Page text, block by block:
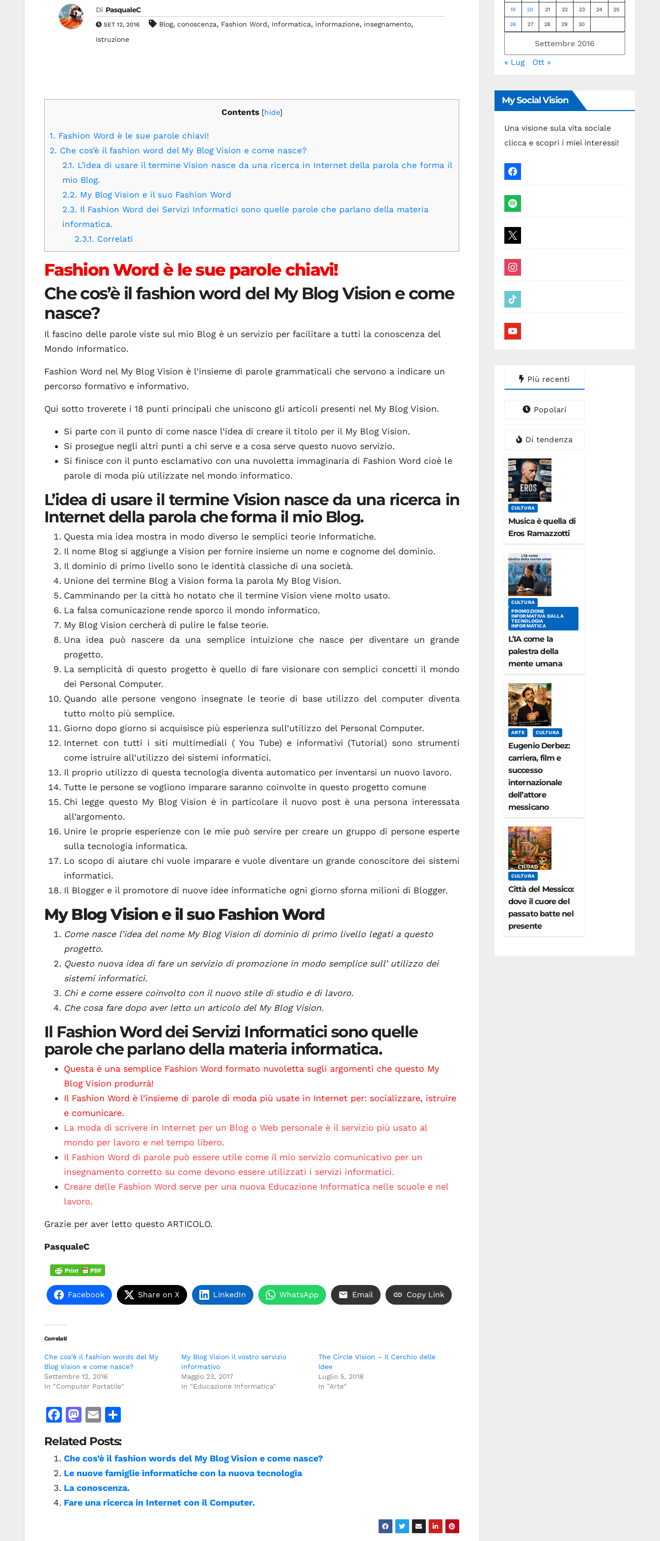
Di PasqualeC
SET 12, 2016 Blog, conoscenza, Fashion Word, Informatica, informazione, insegnamento,
Istruzione
Contents [hide]
1. Fashion Word è le sue parole chiavi!
2. Che cos’è il fashion word del My Blog Vision e come nasce?
2.1. L’idea di usare il termine Vision nasce da una ricerca in Internet della parola che forma il
mio Blog.
2.2. My Blog Vision e il suo Fashion Word
2.3. Il Fashion Word dei Servizi Informatici sono quelle parole che parlano della materia
informatica.
2.3.1. Correlati
Fashion Word è le sue parole chiavi!
Che cos’è il fashion word del My Blog Vision e come
nasce?
Il fascino delle parole viste sul mio Blog è un servizio per facilitare a tutti la conoscenza del
Mondo Informatico.
Fashion Word nel My Blog Vision è l’insieme di parole grammaticali che servono a indicare un
percorso formativo e informativo.
Qui sotto troverete i 18 punti principali che uniscono gli articoli presenti nel My Blog Vision.
Si parte con il punto di come nasce l’idea di creare il titolo per il My Blog Vision.
Si prosegue negli altri punti a chi serve e a cosa serve questo nuovo servizio.
Si finisce con il punto esclamativo con una nuvoletta immaginaria di Fashion Word cioè le
parole di moda più utilizzate nel mondo informatico.
L’idea di usare il termine Vision nasce da una ricerca in
Internet della parola che forma il mio Blog.
Questa mia idea mostra in modo diverso le semplici teorie Informatiche.
Il nome Blog si aggiunge a Vision per fornire insieme un nome e cognome del dominio.
Il dominio di primo livello sono le identità classiche di una società.
Unione del termine Blog a Vision forma la parola My Blog Vision.
Camminando per la città ho notato che il termine Vision viene molto usato.
La falsa comunicazione rende sporco il mondo informatico.
My Blog Vision cercherà di pulire le false teorie.
Una idea può nascere da una semplice intuizione che nasce per diventare un grande
progetto.
La semplicità di questo progetto è quello di fare visionare con semplici concetti il mondo
dei Personal Computer.
Quando alle persone vengono insegnate le teorie di base utilizzo del computer diventa
tutto molto più semplice.
Giorno dopo giorno si acquisisce più esperienza sull’utilizzo del Personal Computer.
Internet con tutti i siti multimediali ( You Tube) e informativi (Tutorial) sono strumenti
come istruire all’utilizzo dei sistemi informatici.
Il proprio utilizzo di questa tecnologia diventa automatico per inventarsi un nuovo lavoro.
Tutte le persone se vogliono imparare saranno coinvolte in questo progetto comune
Chi legge questo My Blog Vision è in particolare il nuovo post è una persona interessata
all’argomento.
Unire le proprie esperienze con le mie può servire per creare un gruppo di persone esperte
sulla tecnologia informatica.
Lo scopo di aiutare chi vuole imparare e vuole diventare un grande conoscitore dei sistemi
informatici.
Il Blogger e il promotore di nuove idee informatiche ogni giorno sforna milioni di Blogger.
My Blog Vision e il suo Fashion Word
Come nasce l’idea del nome My Blog Vision di dominio di primo livello legatia questo
progetto.
Questo nuova idea di fare un servizio di promozione in modo semplicesull’ utilizzo dei
sistemi informatici.
Chi e come essere coinvolto con il nuovo stile distudio e di lavoro.
Che cosa fare dopo aver letto un articolo del My Blog Vision.
Il Fashion Word dei Servizi Informatici sono quelle
parole che parlano della materia informatica.
Questa è una semplice Fashion Word formato nuvoletta sugli argomenti che questo My
Blog Vision produrrà!
Il Fashion Word è l’insieme di parole di moda più usate in Internet per: socializzare, istruire
e comunicare.
La moda di scrivere in Internet per un Blog o Web personale è il servizio più usato al
mondo per lavoro e nel tempo libero.
Il Fashion Word di parole può essere utile come il mio servizio comunicativo per un
insegnamento corretto su come devono essere utilizzati i servizi informatici.
Creare delle Fashion Word serve per una nuova Educazione Informatica nelle scuole e nel
lavoro.
Grazie per aver letto questo ARTICOLO.
PasqualeC
Facebook Share on X LinkedIn WhatsApp Email Copy Link
Correlati
Che cos’è il fashion words del My
Blog Vision e come nasce?
Settembre 12, 2016
In "Computer Portatile"
My Blog Vision il vostro servizio
informativo
Maggio 23, 2017
In "Educazione Informatica"
The Circle Vision – Il Cerchio delle
Idee
Luglio 5, 2018
In "Arte"
F
c
e
b
o
o
M
st
o
d
o
n
E
ai
l
n
di
vi
di
Related Posts:
Che cos’è il fashion words del My Blog Vision e come nasce?
Le nuove famiglie informatiche con la nuova tecnologia
La conoscenza.
Fare una ricerca in Internet con il Computer.
Settembre 2016
19 20 21 22 23 24 25
26 27 28 29 30
« Lug Ott »
My Social Vision
Una visione sula vita sociale
clicca e scopri i miei interessi!
facebook
spotify
instagram
tiktok
youtube
Più recenti
Popolari
Di tendenza
CULTURA
Musica è quella di
Eros Ramazzotti
CULTURA
PROMOZIONE
INFORMATIVA DALLA
TECNOLOGIA
INFORMATICA
L’IA come la
palestra della
mente umana
ARTE CULTURA
Eugenio Derbez:
carriera, film e
successo
internazionale
dell’attore
messicano
CULTURA
Città del Messico:
dove il cuore del
passato batte nel
presente